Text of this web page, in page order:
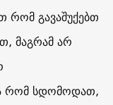
რომ გავაშუქებთ
მაგრამ არ
რომ სდომოდათ,